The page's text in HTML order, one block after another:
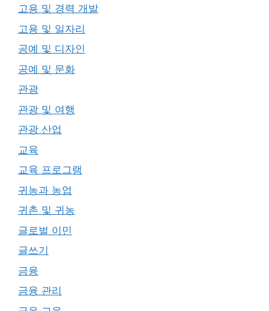
고용 및 경력 개발
고용 및 일자리
공예 및 디자인
공예 및 문화
관광
관광 및 여행
관광 산업
교육
교육 프로그램
귀농과 농업
귀촌 및 귀농
글로벌 이민
글쓰기
금융
금융 관리